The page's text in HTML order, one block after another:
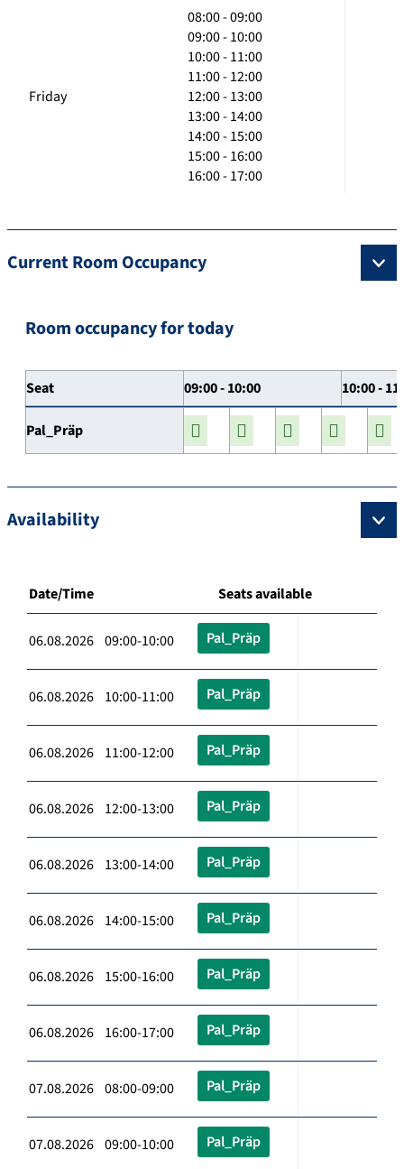
Friday
08:00 - 09:00
09:00 - 10:00
10:00 - 11:00
11:00 - 12:00
12:00 - 13:00
13:00 - 14:00
14:00 - 15:00
15:00 - 16:00
16:00 - 17:00
Current Room Occupancy
Room occupancy for today
Seat 09:00 - 10:00 10:00 -
Pal_Präp
Availability
Date/Time Seats available
06.08.2026 09:00-10:00 Pal_Präp
06.08.2026 10:00-11:00 Pal_Präp
06.08.2026 11:00-12:00 Pal_Präp
06.08.2026 12:00-13:00 Pal_Präp
06.08.2026 13:00-14:00 Pal_Präp
06.08.2026 14:00-15:00 Pal_Präp
06.08.2026 15:00-16:00 Pal_Präp
06.08.2026 16:00-17:00 Pal_Präp
07.08.2026 08:00-09:00 Pal_Präp
07.08.2026 09:00-10:00 Pal_Präp